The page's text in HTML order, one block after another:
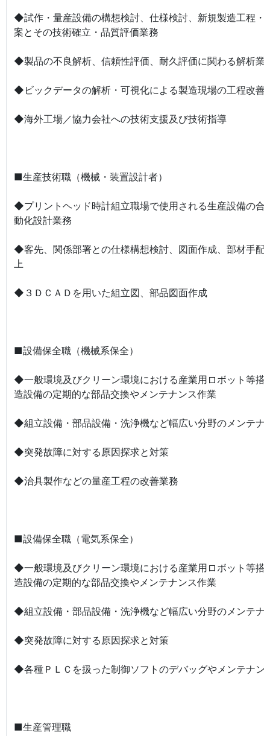
◆試作・量産設備の構想検討、仕様検討、新規製造工程・
案とその技術確立・品質評価業務
◆製品の不良解析、信頼性評価、耐久評価に関わる解析業
◆ビックデータの解析・可視化による製造現場の工程改善
◆海外工場／協力会社への技術支援及び技術指導
■生産技術職（機械・装置設計者）
◆プリントヘッド時計組立職場で使用される生産設備の合
動化設計業務
◆客先、関係部署との仕様構想検討、図面作成、部材手配
上
◆３ＤＣＡＤを用いた組立図、部品図面作成
■設備保全職（機械系保全）
◆一般環境及びクリーン環境における産業用ロボット等搭
造設備の定期的な部品交換やメンテナンス作業
◆組立設備・部品設備・洗浄機など幅広い分野のメンテナ
◆突発故障に対する原因探求と対策
◆治具製作などの量産工程の改善業務
■設備保全職（電気系保全）
◆一般環境及びクリーン環境における産業用ロボット等搭
造設備の定期的な部品交換やメンテナンス作業
◆組立設備・部品設備・洗浄機など幅広い分野のメンテナ
◆突発故障に対する原因探求と対策
◆各種ＰＬＣを扱った制御ソフトのデバッグやメンテナン
■生産管理職